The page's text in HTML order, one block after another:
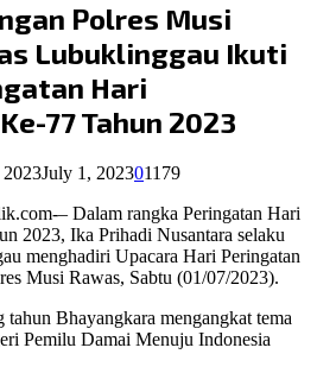
Polres Musi
Lubuklinggau Ikuti
Hari
77 Tahun 2023
July 1, 202301179
– Dalam rangka Peringatan Hari
2023, Ika Prihadi Nusantara selaku
menghadiri Upacara Hari Peringatan
Musi Rawas, Sabtu (01/07/2023).
tahun Bhayangkara mengangkat tema
Pemilu Damai Menuju Indonesia